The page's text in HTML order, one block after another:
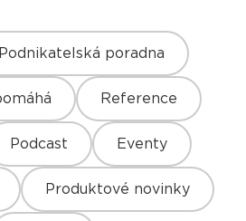
Podnikatelská poradna
Reference
Podcast Eventy
Produktové novinky